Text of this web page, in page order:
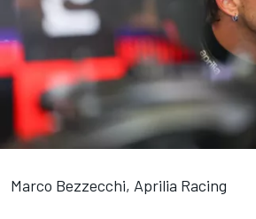
Marco Bezzecchi, Aprilia Racing